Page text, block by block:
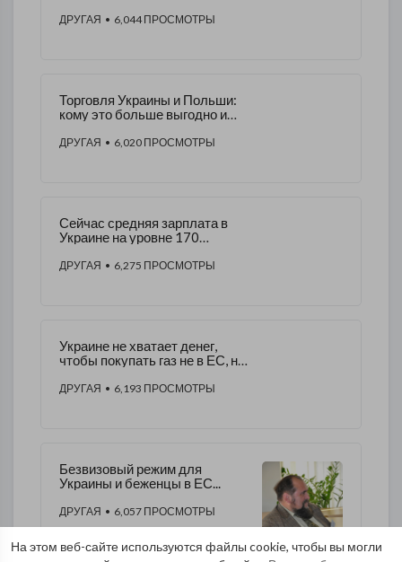
На этом веб-сайте используются файлы cookie, чтобы вы могли
в Судане
ДРУГАЯ • 6,044 ПРОСМОТРЫ
Торговля Украины и Польши:
кому это больше выгодно и
ДРУГАЯ • 6,020 ПРОСМОТРЫ
Сейчас средняя зарплата в
Украине на уровне 170
ДРУГАЯ • 6,275 ПРОСМОТРЫ
Украине не хватает денег,
чтобы покупать газ не в ЕС, не
ДРУГАЯ • 6,193 ПРОСМОТРЫ
Безвизовый режим для
Украины и беженцы в ЕС...
ДРУГАЯ • 6,057 ПРОСМОТРЫ